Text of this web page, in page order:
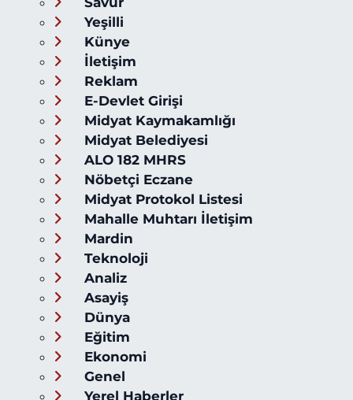
Yeşilli
Künye
İletişim
Reklam
E-Devlet Girişi
Midyat Kaymakamlığı
Midyat Belediyesi
ALO 182 MHRS
Nöbetçi Eczane
Midyat Protokol Listesi
Mahalle Muhtarı İletişim
Mardin
Teknoloji
Analiz
Asayiş
Dünya
Eğitim
Ekonomi
Genel
Yerel Haberler